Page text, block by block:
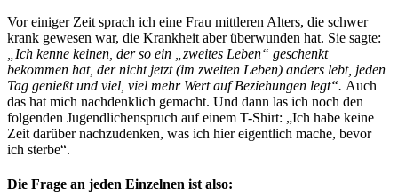
Vor einiger Zeit sprach ich eine Frau mittleren Alters, die schwer
krank gewesen war, die Krankheit aber überwunden hat. Sie sagte:
„Ich kenne keinen, der so ein „zweites Leben“ geschenkt
bekommen hat, der nicht jetzt (im zweiten Leben) anders lebt, jeden
Tag genießt und viel, viel mehr Wert auf Beziehungen legt“. Auch
das hat mich nachdenklich gemacht. Und dann las ich noch den
folgenden Jugendlichenspruch auf einem T-Shirt: „Ich habe keine
Zeit darüber nachzudenken, was ich hier eigentlich mache, bevor
ich sterbe“.
Die Frage an jeden Einzelnen ist also: